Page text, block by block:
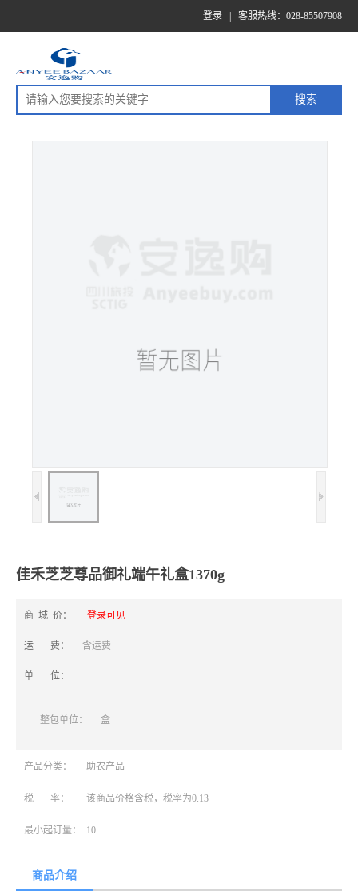
登录 客服热线：028-85507908
佳禾芝芝尊品御礼端午礼盒1370g
商 城 价： 登录可见
运 费： 含运费
单 位：
整包单位： 盒
产品分类： 助农产品
税 率： 该商品价格含税，税率为0.13
最小起订量： 10
商品介绍